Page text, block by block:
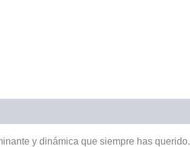
y dinámica que siempre has querido.